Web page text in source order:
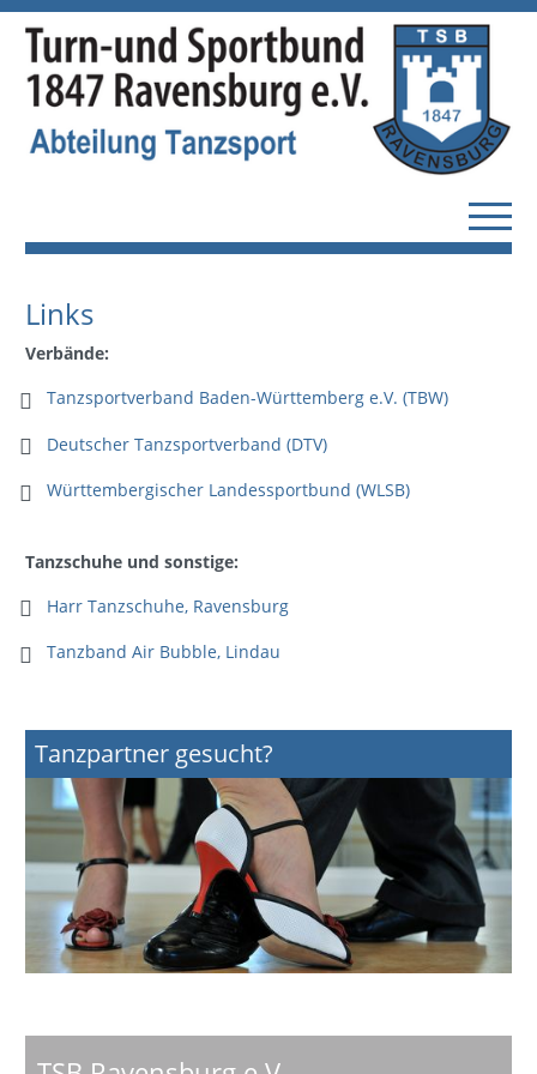
Links
Verbände:
Tanzsportverband Baden-Württemberg e.V. (TBW)
Deutscher Tanzsportverband (DTV)
Württembergischer Landessportbund (WLSB)
Tanzschuhe und sonstige:
Harr Tanzschuhe, Ravensburg
Tanzband Air Bubble, Lindau
Tanzpartner gesucht?